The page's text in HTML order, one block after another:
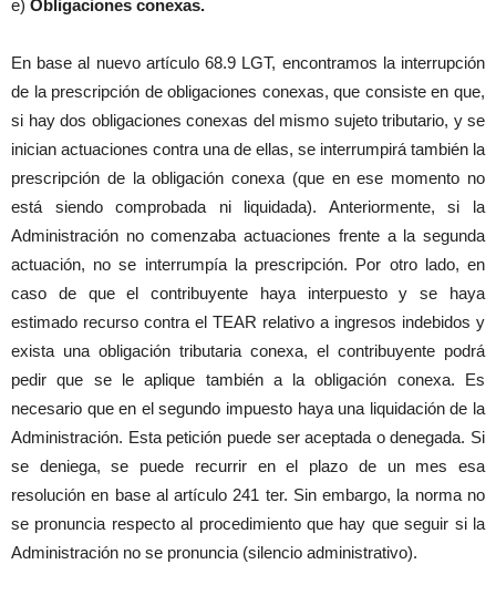
e) Obligaciones conexas.
En base al nuevo artículo 68.9 LGT, encontramos la interrupción
de la prescripción de obligaciones conexas, que consiste en que,
si hay dos obligaciones conexas del mismo sujeto tributario, y se
inician actuaciones contra una de ellas, se interrumpirá también la
prescripción de la obligación conexa (que en ese momento no
está siendo comprobada ni liquidada). Anteriormente, si la
Administración no comenzaba actuaciones frente a la segunda
actuación, no se interrumpía la prescripción. Por otro lado, en
caso de que el contribuyente haya interpuesto y se haya
estimado recurso contra el TEAR relativo a ingresos indebidos y
exista una obligación tributaria conexa, el contribuyente podrá
pedir que se le aplique también a la obligación conexa. Es
necesario que en el segundo impuesto haya una liquidación de la
Administración. Esta petición puede ser aceptada o denegada. Si
se deniega, se puede recurrir en el plazo de un mes esa
resolución en base al artículo 241 ter. Sin embargo, la norma no
se pronuncia respecto al procedimiento que hay que seguir si la
Administración no se pronuncia (silencio administrativo).